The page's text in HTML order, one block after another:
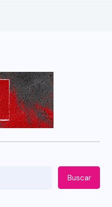
Buscar